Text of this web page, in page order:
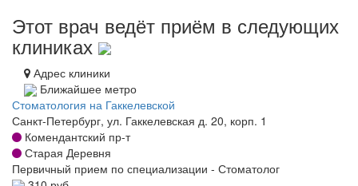
Этот врач ведёт приём в следующих
клиниках
Адрес клиники
Ближайшее метро
Стоматология на Гаккелевской
Санкт-Петербург, ул. Гаккелевская д. 20, корп. 1
Комендантский пр-т
Старая Деревня
Первичный прием по специализации - Стоматолог